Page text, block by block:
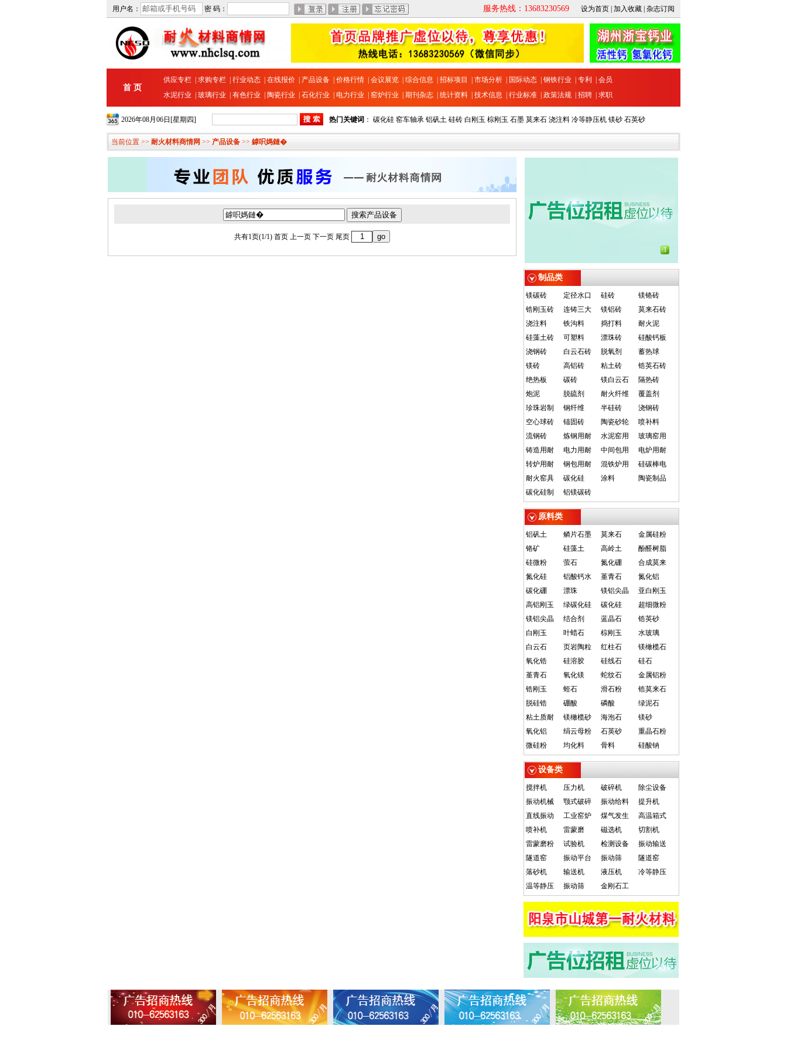
用户名： 密 码： 服务热线：13683230569 设为首页 加入收藏 杂志订阅
首 页
供应专栏 求购专栏 行业动态 在线报价 产品设备 价格行情 会议展览 综合信息 招标项目 市场分析 国际动态 钢铁行业 专利
会员
水泥行业
玻璃行业 有色行业 陶瓷行业 石化行业 电力行业 窑炉行业 期刊杂志 统计资料 技术信息 行业标准 政策法规 招聘 求职
2026年08月06日[星期四] 热门关键词 ： 碳化硅 窑车轴承 铝矾土 硅砖 白刚玉 棕刚玉 石墨 莫来石 浇注料 冷等静压机 镁砂 石英砂
当前位置 >> 耐火材料商情网 >> 产品设备 >> 鎼呮媽鏈�
共有1页(1/1) 首页 上一页 下一页 尾页
1
制品类
镁碳砖 定径水口 硅砖
镁铬砖
锆刚玉砖
连铸三大 镁铝砖
莫来石砖
浇注料
铁沟料 捣打料
耐火泥
硅藻土砖
可塑料 漂珠砖
硅酸钙板
浇钢砖
白云石砖 脱氧剂
蓄热球
镁砖
高铝砖 粘土砖
锆英石砖
绝热板
碳砖 镁白云石
隔热砖
炮泥
脱硫剂 耐火纤维
覆盖剂
珍珠岩制
钢纤维 半硅砖
浇钢砖
空心球砖
锚固砖 陶瓷砂轮
喷补料
流钢砖
炼钢用耐 水泥窑用
玻璃窑用
铸造用耐
电力用耐 中间包用
电炉用耐
转炉用耐
钢包用耐 混铁炉用
硅碳棒电
耐火窑具
碳化硅 涂料
陶瓷制品
碳化硅制
铝镁碳砖
原料类
铝矾土 鳞片石墨 莫来石
金属硅粉
铬矿
硅藻土 高岭土
酚醛树脂
硅微粉
萤石 氮化硼
合成莫来
氮化硅
铝酸钙水 堇青石
氮化铝
碳化硼
漂珠 镁铝尖晶
亚白刚玉
高铝刚玉
绿碳化硅 碳化硅
超细微粉
镁铝尖晶
结合剂 蓝晶石
锆英砂
白刚玉
叶蜡石 棕刚玉
水玻璃
白云石
页岩陶粒 红柱石
镁橄榄石
氧化锆
硅溶胶 硅线石
硅石
堇青石
氧化镁 蛇纹石
金属铝粉
锆刚玉
蛭石 滑石粉
锆莫来石
脱硅锆
硼酸 磷酸
绿泥石
粘土质耐
镁橄榄砂 海泡石
镁砂
氧化铝
绢云母粉 石英砂
重晶石粉
微硅粉
均化料 骨料 硅酸钠
设备类
搅拌机 压力机 破碎机
除尘设备
振动机械
颚式破碎 振动给料
提升机
直线振动
工业窑炉 煤气发生
高温箱式
喷补机
雷蒙磨 磁选机
切割机
雷蒙磨粉
试验机 检测设备
振动输送
隧道窑
振动平台 振动筛
隧道窑
落砂机
输送机 液压机
冷等静压
温等静压
振动筛 金刚石工